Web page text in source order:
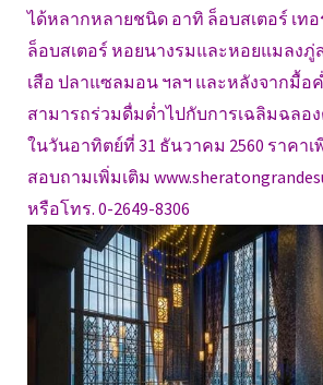
ได้หลากหลายชนิด อาทิ ล็อบสเตอร์ เท
ล็อบสเตอร์ หอยนางรมและหอยแมลงภู่
เสือ ปลาแซลมอน ฯลฯ และหลังจากมื้
สามารถร่วมดื่มด่ำไปกับการเฉลิมฉลอ
ในวันอาทิตย์ที่ 31 ธันวาคม 2560 ราคาเ
สอบถามเพิ่มเติม
หรือโทร. 0-2649-8306